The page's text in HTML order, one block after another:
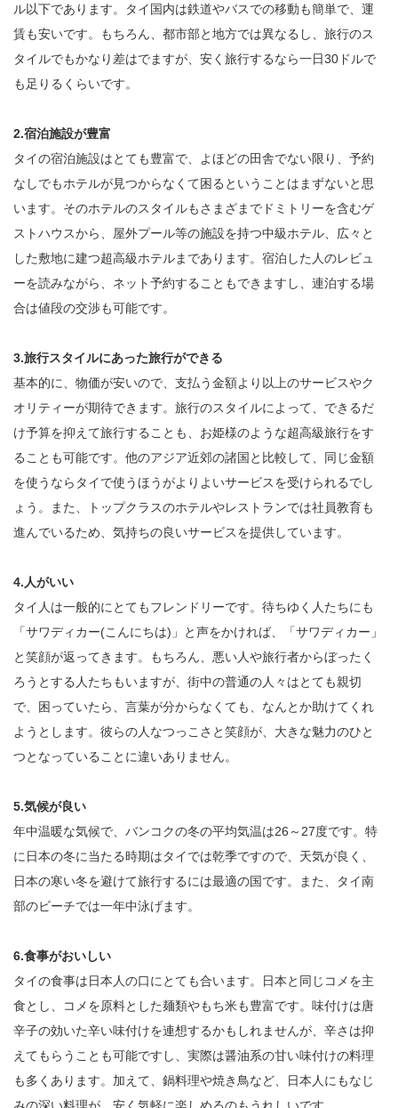
ル以下であります。タイ国内は鉄道やバスでの移動も簡単で、運
賃も安いです。もちろん、都市部と地方では異なるし、旅行のス
タイルでもかなり差はでますが、安く旅行するなら一日30ドルで
も足りるくらいです。
2.宿泊施設が豊富
タイの宿泊施設はとても豊富で、よほどの田舎でない限り、予約
なしでもホテルが見つからなくて困るということはまずないと思
います。そのホテルのスタイルもさまざまでドミトリーを含むゲ
ストハウスから、屋外プール等の施設を持つ中級ホテル、広々と
した敷地に建つ超高級ホテルまであります。宿泊した人のレビュ
ーを読みながら、ネット予約することもできますし、連泊する場
合は値段の交渉も可能です。
3.旅行スタイルにあった旅行ができる
基本的に、物価が安いので、支払う金額より以上のサービスやク
オリティーが期待できます。旅行のスタイルによって、できるだ
け予算を抑えて旅行することも、お姫様のような超高級旅行をす
ることも可能です。他のアジア近郊の諸国と比較して、同じ金額
を使うならタイで使うほうがよりよいサービスを受けられるでし
ょう。また、トップクラスのホテルやレストランでは社員教育も
進んでいるため、気持ちの良いサービスを提供しています。
4.人がいい
タイ人は一般的にとてもフレンドリーです。待ちゆく人たちにも
「サワディカー(こんにちは)」と声をかければ、「サワディカー」
と笑顔が返ってきます。もちろん、悪い人や旅行者からぼったく
ろうとする人たちもいますが、街中の普通の人々はとても親切
で、困っていたら、言葉が分からなくても、なんとか助けてくれ
ようとします。彼らの人なつっこさと笑顔が、大きな魅力のひと
つとなっていることに違いありません。
5.気候が良い
年中温暖な気候で、バンコクの冬の平均気温は26～27度です。特
に日本の冬に当たる時期はタイでは乾季ですので、天気が良く、
日本の寒い冬を避けて旅行するには最適の国です。また、タイ南
部のビーチでは一年中泳げます。
6.食事がおいしい
タイの食事は日本人の口にとても合います。日本と同じコメを主
食とし、コメを原料とした麺類やもち米も豊富です。味付けは唐
辛子の効いた辛い味付けを連想するかもしれませんが、辛さは抑
えてもらうことも可能ですし、実際は醤油系の甘い味付けの料理
も多くあります。加えて、鍋料理や焼き鳥など、日本人にもなじ